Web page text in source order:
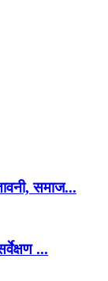
समाज...
...